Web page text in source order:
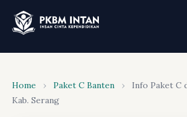
Home › Paket C Banten ›
Info Paket C
Kab. Serang